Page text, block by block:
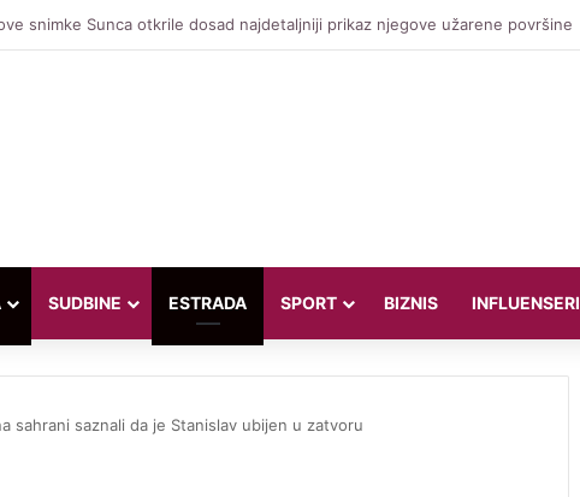
snimke Sunca otkrile dosad najdetaljniji prikaz njegove užarene površine
SUDBINE ESTRADA SPORT BIZNIS INFLUENSERI
sahrani saznali da je Stanislav ubijen u zatvoru